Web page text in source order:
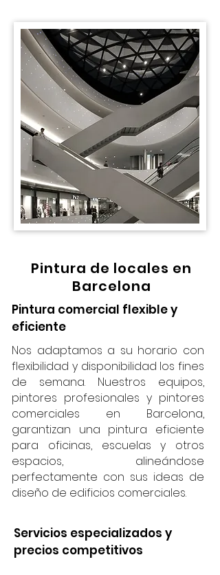
Pintura de locales en
Barcelona
Pintura comercial flexible y
eficiente
Nos adaptamos a su horario con
flexibilidad y disponibilidad los fines
de semana. Nuestros equipos,
pintores profesionales y pintores
comerciales en Barcelona,
garantizan una pintura eficiente
para oficinas, escuelas y otros
espacios, alineándose
perfectamente con sus ideas de
diseño de edificios comerciales.
Servicios especializados y
precios competitivos